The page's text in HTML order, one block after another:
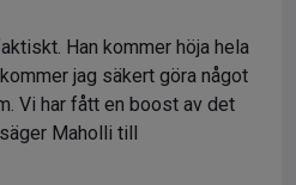
Han kommer höja hela
jag säkert göra något
Vi har fått en boost av det
Maholli till